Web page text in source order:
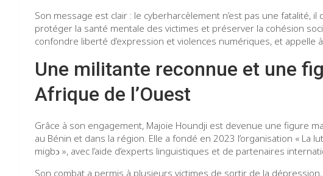
Son message est clair : le cyberharcèlement n’est pas une fatalité,
protéger la santé mentale des victimes et préserver la cohésion
confondre liberté d’expression et violences numériques, et appelle
Une militante reconnue et une
Afrique de l’Ouest
Grâce à son engagement, Majoie Houndji est devenue une figure
au Bénin et dans la région. Elle a fondé en 2023 l’organisation « La
migbↄ », avec l’aide d’experts linguistiques et de partenaires
Son combat a permis à plusieurs victimes de sortir de la